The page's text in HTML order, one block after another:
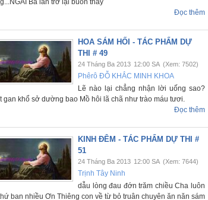
Ba lần trở lại buồn thay
Đọc thêm
HOA SÁM HỐI - TÁC PHẨM DỰ
THI # 49
24 Tháng Ba 2013 12:00 SA (Xem: 7502)
Phêrô ĐỖ KHẮC MINH KHOA
Lẽ nào lại chẳng nhận lời uống sao?
gan khổ sở dường bao Mồ hôi lã chã như trào máu tươi.
Đọc thêm
KINH ĐÊM - TÁC PHẨM DỰ THI #
51
24 Tháng Ba 2013 12:00 SA (Xem: 7644)
Trịnh Tây Ninh
dẫu lòng đau đớn trăm chiều Cha luôn
ban nhiều Ơn Thiêng con về từ bỏ truân chuyên ăn năn sám